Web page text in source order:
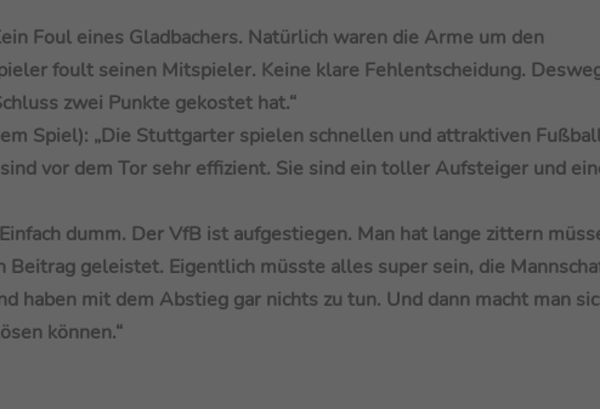
Foul eines Gladbachers. Natürlich waren die Arme um den
foult seinen Mitspieler. Keine klare Fehlentscheidung.
zwei Punkte gekostet hat.“
Spiel): „Die Stuttgarter spielen schnellen und attraktiven
vor dem Tor sehr effizient. Sie sind ein toller Aufsteiger und
dumm. Der VfB ist aufgestiegen. Man hat lange zittern
Beitrag geleistet. Eigentlich müsste alles super sein, die
haben mit dem Abstieg gar nichts zu tun. Und dann macht man
können.“